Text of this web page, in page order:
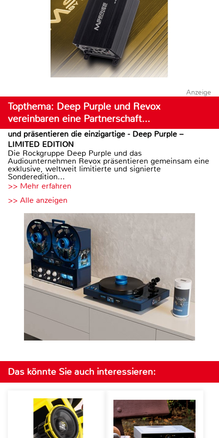
Anzeige
Topthema: Deep Purple und Revox
vereinbaren eine Partnerschaft…
und präsentieren die einzigartige - Deep Purple –
LIMITED EDITION
Die Rockgruppe Deep Purple und das
Audiounternehmen Revox präsentieren gemeinsam eine
exklusive, weltweit limitierte und signierte
Sonderedition...
>> Mehr erfahren
>> Alle anzeigen
Das könnte Sie auch interessieren: